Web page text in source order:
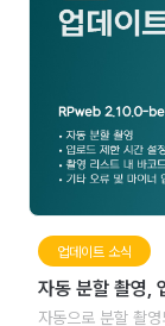
업데이트 소식
자동 분할 촬영,
바코드번호 정렬
자동으로 분할 촬